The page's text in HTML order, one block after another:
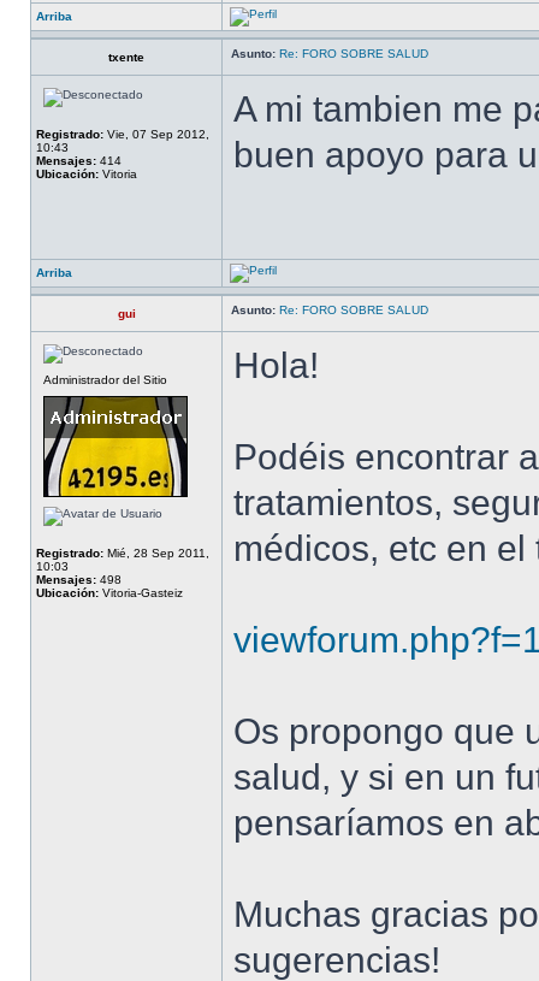
Arriba
txente Asunto: Re: FORO SOBRE SALUD
Registrado: Vie, 07 Sep 2012,
10:43
Mensajes: 414
Ubicación: Vitoria
A mi tambien me
buen apoyo para
Arriba
gui Asunto: Re: FORO SOBRE SALUD
Administrador del Sitio
Registrado: Mié, 28 Sep 2011,
10:03
Mensajes: 498
Ubicación: Vitoria-Gasteiz
Hola!
Podéis encontrar
tratamientos,
médicos, etc en
Os propongo que
salud, y si en un
pensaríamos en
Muchas gracias
sugerencias!